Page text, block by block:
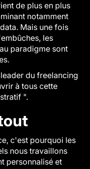
de plus en plus
notamment
Mais une fois
les
paradigme sont
du freelancing
à tous cette
".
c'est pourquoi les
nous travaillons
personnalisé et